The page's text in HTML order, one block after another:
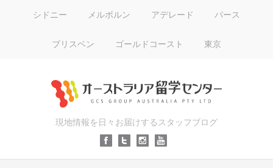
シドニー メルボルン アデレード パース
ブリスベン ゴールドコースト 東京
現地情報を日々お届けするスタッフブログ